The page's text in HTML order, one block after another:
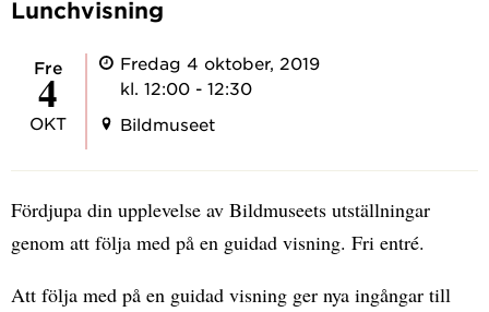
Lunchvisning
fre
4
OKT
Fredag 4 oktober, 2019
kl. 12:00 - 12:30
Bildmuseet
Fördjupa din upplevelse av Bildmuseets utställningar
genom att följa med på en guidad visning. Fri entré.
Att följa med på en guidad visning ger nya ingångar till